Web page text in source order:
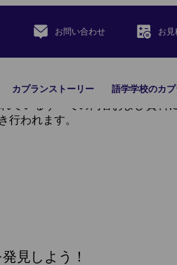
お問い合わせ お見
カプランストーリー 語学学校のカ
ているすべての内容および資料
行われます。
見しよう！